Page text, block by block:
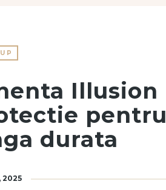
Illusion
pentru
durata
2025